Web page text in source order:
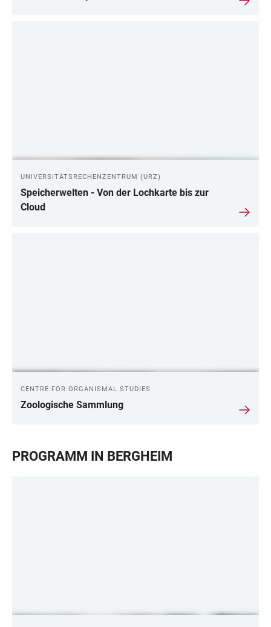
UNIVERSITÄTSRECHENZENTRUM (URZ)
Speicherwelten - Von der Lochkarte bis zur
Cloud
CENTRE FOR ORGANISMAL STUDIES
Zoologische Sammlung
PROGRAMM IN BERGHEIM